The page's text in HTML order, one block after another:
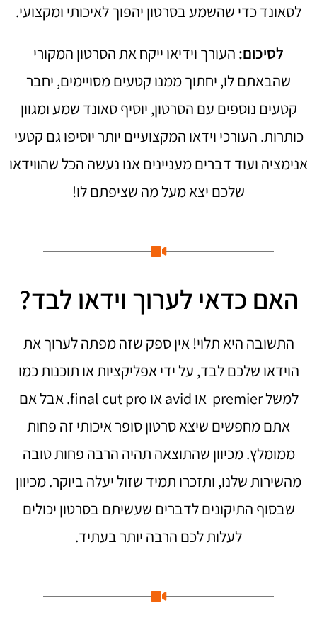
לסאונד כדי שהשמע בסרטון יהפוך לאיכותי ומקצועי.
לסיכום: העורך וידיאו ייקח את הסרטון המקורי
שהבאתם לו, יחתוך ממנו קטעים מסויימים, יחבר
קטעים נוספים עם הסרטון, יוסיף סאונד שמע ומגוון
כותרות. העורכי וידאו המקצועיים יותר יוסיפו גם קטעי
אנימציה ועוד דברים מעניינים אנו נעשה הכל שהווידאו
שלכם יצא מעל מה שציפתם לו!
האם כדאי לערוך וידאו לבד?
התשובה היא תלוי! אין ספק שזה מפתה לערוך את
הוידאו שלכם לבד, על ידי אפליקציות או תוכנות כמו
למשל premier או avid או final cut pro. אבל אם
אתם מחפשים שיצא סרטון סופר איכותי זה פחות
ממומלץ. מכיוון שהתוצאה תהיה הרבה פחות טובה
מהשירות שלנו, ותזכרו תמיד שזול יעלה ביוקר. מכיוון
שבסוף התיקונים לדברים שעשיתם בסרטון יכולים
לעלות לכם הרבה יותר בעתיד.